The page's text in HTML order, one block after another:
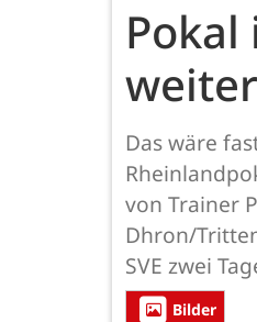
Pokal
weiter
Das wäre
von Trainer
Dhron/
SVE zwei
Bilder